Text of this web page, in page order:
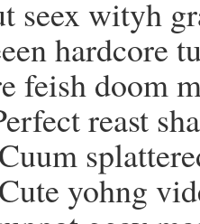
seex wityh
hardcore
feish doom
reast
yohng